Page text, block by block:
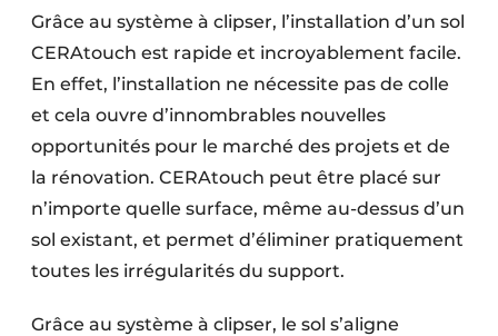
Grâce au système à clipser, l’installation d’un sol
CERAtouch est rapide et incroyablement facile.
En effet, l’installation ne nécessite pas de colle
et cela ouvre d’innombrables nouvelles
opportunités pour le marché des projets et de
la rénovation. CERAtouch peut être placé sur
n’importe quelle surface, même au-dessus d’un
sol existant, et permet d’éliminer pratiquement
toutes les irrégularités du support.
Grâce au système à clipser, le sol s’aligne